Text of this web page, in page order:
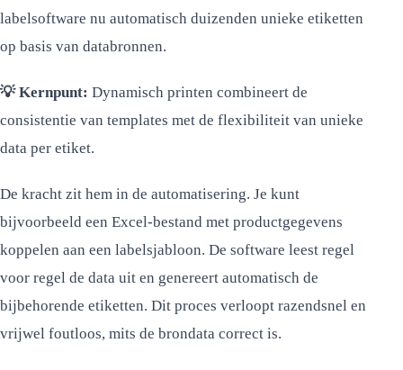
labelsoftware nu automatisch duizenden unieke etiketten
op basis van databronnen.
💡 Kernpunt: Dynamisch printen combineert de
consistentie van templates met de flexibiliteit van unieke
data per etiket.
De kracht zit hem in de automatisering. Je kunt
bijvoorbeeld een Excel-bestand met productgegevens
koppelen aan een labelsjabloon. De software leest regel
voor regel de data uit en genereert automatisch de
bijbehorende etiketten. Dit proces verloopt razendsnel en
vrijwel foutloos, mits de brondata correct is.